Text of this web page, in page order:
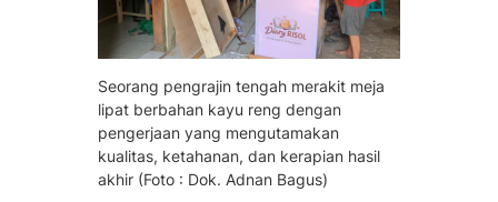
Seorang pengrajin tengah merakit meja
lipat berbahan kayu reng dengan
pengerjaan yang mengutamakan
kualitas, ketahanan, dan kerapian hasil
akhir (Foto : Dok. Adnan Bagus)